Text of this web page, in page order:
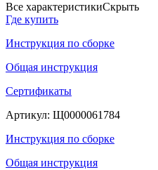
Все характеристикиСкрыть
Где купить
Инструкция по сборке
Общая инструкция
Сертификаты
Артикул: Щ0000061784
Инструкция по сборке
Общая инструкция